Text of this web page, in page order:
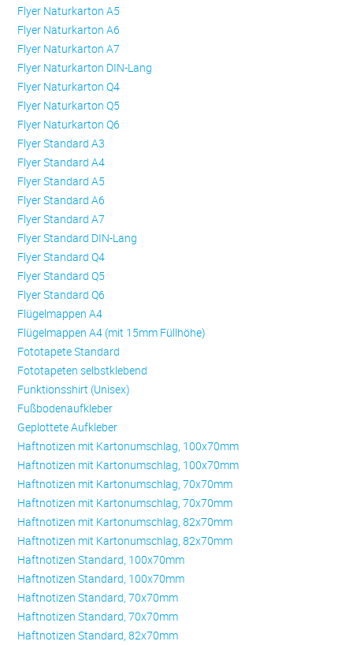
Flyer Naturkarton A5
Flyer Naturkarton A6
Flyer Naturkarton A7
Flyer Naturkarton DIN-Lang
Flyer Naturkarton Q4
Flyer Naturkarton Q5
Flyer Naturkarton Q6
Flyer Standard A3
Flyer Standard A4
Flyer Standard A5
Flyer Standard A6
Flyer Standard A7
Flyer Standard DIN-Lang
Flyer Standard Q4
Flyer Standard Q5
Flyer Standard Q6
Flügelmappen A4
Flügelmappen A4 (mit 15mm Füllhöhe)
Fototapete Standard
Fototapeten selbstklebend
Funktionsshirt (Unisex)
Fußbodenaufkleber
Geplottete Aufkleber
Haftnotizen mit Kartonumschlag, 100x70mm
Haftnotizen mit Kartonumschlag, 100x70mm
Haftnotizen mit Kartonumschlag, 70x70mm
Haftnotizen mit Kartonumschlag, 70x70mm
Haftnotizen mit Kartonumschlag, 82x70mm
Haftnotizen mit Kartonumschlag, 82x70mm
Haftnotizen Standard, 100x70mm
Haftnotizen Standard, 100x70mm
Haftnotizen Standard, 70x70mm
Haftnotizen Standard, 70x70mm
Haftnotizen Standard, 82x70mm